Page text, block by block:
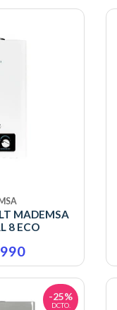
MADEMSA
8 ECO
-25%
DCTO.